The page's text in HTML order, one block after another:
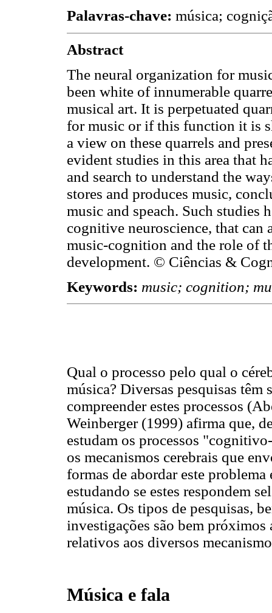
Palavras-chave: música;
Abstract
The neural organization for
been white of innumerable
musical art. It is perpetuated
for music or if this function it is
a view on these quarrels and
evident studies in this area that
and search to understand the
stores and produces music,
music and speach. Such studies
cognitive neuroscience, that
music-cognition and the role of
development. © Ciências &
Keywords: music; cognition;
Qual o processo pelo qual o
música? Diversas pesquisas
compreender estes processos
Weinberger (1999) afirma que,
estudam os processos
os mecanismos cerebrais que
formas de abordar este
estudando se estes respondem
música. Os tipos de pesquisas,
investigações são bem próximos
relativos aos diversos
Música e fala